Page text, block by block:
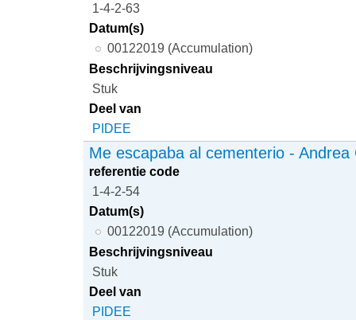
1-4-2-63
Datum(s)
00122019 (Accumulation)
Beschrijvingsniveau
Stuk
Deel van
PIDEE
Me escapaba al cementerio -
referentie code
1-4-2-54
Datum(s)
00122019 (Accumulation)
Beschrijvingsniveau
Stuk
Deel van
PIDEE